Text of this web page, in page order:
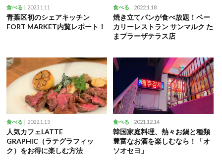
食べる 2023.1.11
青葉区初のシェアキッチン
FORT MARKET内覧レポート！
食べる 2022.1.18
焼き立てパンが食べ放題！ベー
カリーレストラン サンマルク た
まプラーザテラス店
食べる 2022.1.15
人気カフェLATTE
GRAPHIC（ラテグラフィッ
ク）をお得に楽しむ方法
食べる 2021.12.14
韓国家庭料理、熱々お鍋と種類
豊富なお酒を楽しむなら！「オ
ソオセヨ」